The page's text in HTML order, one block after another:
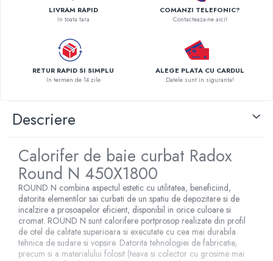
Centrale peleti lemn
LIVRAM RAPID
In toata tara
COMANZI TELEFONIC?
Contacteaza-ne aici!
RETUR RAPID SI SIMPLU
In termen de 14 zile
ALEGE PLATA CU CARDUL
Datele sunt in siguranta!
Descriere
Calorifer de baie curbat Radox
Round N 450X1800
ROUND N combina aspectul estetic cu utilitatea, beneficiind,
datorita elementilor sai curbati de un spatiu de depozitare si de
incalzire a prosoapelor eficient, disponibil in orice culoare si
cromat. ROUND N sunt calorifere portprosop realizate din profil
de otel de calitate superioara si executate cu cea mai durabila
tehnica de sudare si vopsire. Datorita tehnologiei de fabricatie,
precum si a materialului folosit (teava si colector cu grosime mai